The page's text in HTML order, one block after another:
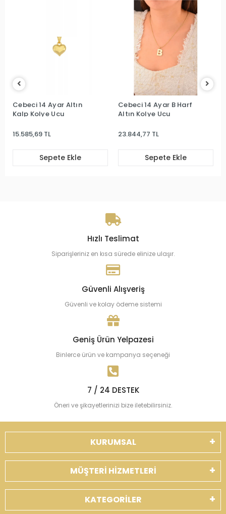
Cebeci 14 Ayar Altın
Kalp Kolye Ucu
15.585,69 TL
Sepete Ekle
Cebeci 14 Ayar B Harf
Altın Kolye Ucu
23.844,77 TL
Sepete Ekle
Hızlı Teslimat
Siparişleriniz en kısa sürede elinize ulaşır.
Güvenli Alışveriş
Güvenli ve kolay ödeme sistemi
Geniş Ürün Yelpazesi
Binlerce ürün ve kampanya seçeneği
7 / 24 DESTEK
Öneri ve şikayetlerinizi bize iletebilirsiniz.
KURUMSAL
MÜŞTERİ HİZMETLERİ
KATEGORİLER